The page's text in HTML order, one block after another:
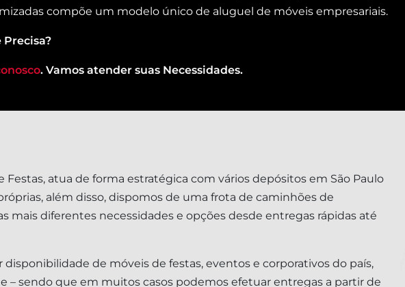
compõe um modelo único de aluguel de móveis empresariais.
Precisa?
. Vamos atender suas Necessidades.
Festas, atua de forma estratégica com vários depósitos em São Paulo
além disso, dispomos de uma frota de caminhões de
diferentes necessidades e opções desde entregas rápidas até
de móveis de festas, eventos e corporativos do país,
– sendo que em muitos casos podemos efetuar entregas a partir de